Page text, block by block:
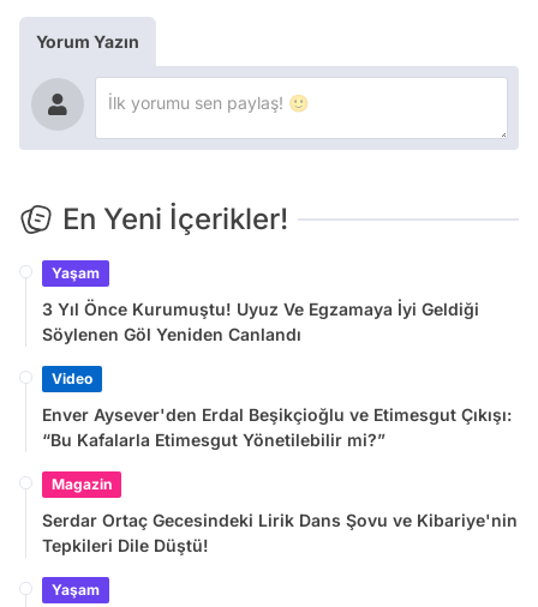
Yorum Yazın
En Yeni İçerikler!
Yaşam
3 Yıl Önce Kurumuştu! Uyuz Ve Egzamaya İyi Geldiği
Söylenen Göl Yeniden Canlandı
Video
Enver Aysever'den Erdal Beşikçioğlu ve Etimesgut Çıkışı:
“Bu Kafalarla Etimesgut Yönetilebilir mi?”
Magazin
Serdar Ortaç Gecesindeki Lirik Dans Şovu ve Kibariye'nin
Tepkileri Dile Düştü!
Yaşam